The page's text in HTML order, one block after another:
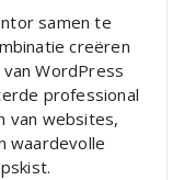
samen te
creëren
WordPress
professional
van websites,
waardevolle